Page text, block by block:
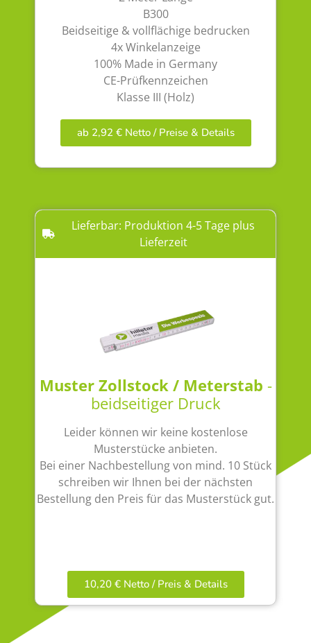
B300
Beidseitige & vollflächige bedrucken
4x Winkelanzeige
100% Made in Germany
CE-Prüfkennzeichen
Klasse III (Holz)
ab 2,92 € Netto / Preise & Details
Lieferbar: Produktion 4-5 Tage plus
Lieferzeit
Muster Zollstock / Meterstab -
beidseitiger Druck
Leider können wir keine kostenlose
Musterstücke anbieten.
Bei einer Nachbestellung von mind. 10 Stück
schreiben wir Ihnen bei der nächsten
Bestellung den Preis für das Musterstück gut.
10,20 € Netto / Preis & Details